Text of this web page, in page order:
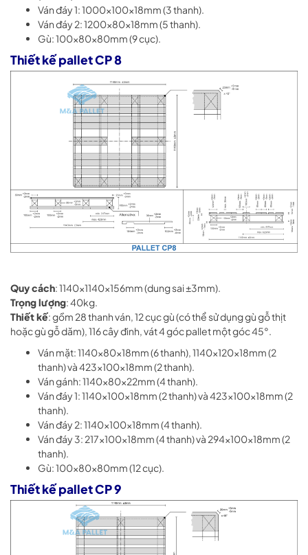
Ván đáy 1: 1000x100x18mm (3 thanh).
Ván đáy 2: 1200x80x18mm (5 thanh).
Gù: 100x80x80mm (9 cục).
Thiết kế pallet CP 8
Quy cách: 1140x1140x156mm (dung sai ±3mm).
Trọng lượng: 40kg.
Thiết kế: gồm 28 thanh ván, 12 cục gù (có thể sử dụng gù gỗ thịt
hoặc gù gỗ dăm), 116 cây đinh, vát 4 góc pallet một góc 45°.
Ván mặt: 1140x80x18mm (6 thanh), 1140x120x18mm (2
thanh) và 423x100x18mm (2 thanh).
Ván gánh: 1140x80x22mm (4 thanh).
Ván đáy 1: 1140x100x18mm (2 thanh) và 423x100x18mm (2
thanh).
Ván đáy 2: 1140x100x18mm (4 thanh).
Ván đáy 3: 217x100x18mm (4 thanh) và 294x100x18mm (2
thanh).
Gù: 100x80x80mm (12 cục).
Thiết kế pallet CP 9